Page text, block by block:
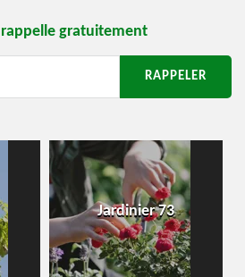
gratuitement
Jardinier 73